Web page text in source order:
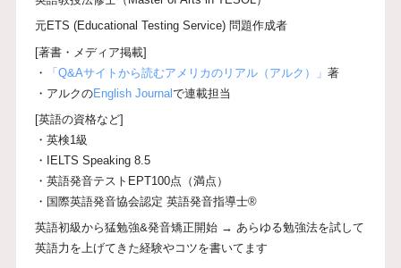
元ETS (Educational Testing Service) 問題作成者
[著書・メディア掲載]
・
「Q&Aサイトから読むアメリカのリアル（アルク）」著
・アルクのEnglish Journalで連載担当
[英語の資格など]
・英検1級
・IELTS Speaking 8.5
・英語発音テストEPT100点（満点）
・国際英語発音協会認定 英語発音指導士®
英語初級から猛勉強&発音矯正開始 → あらゆる勉強法を試して
英語力を上げてきた経験やコツを書いてます